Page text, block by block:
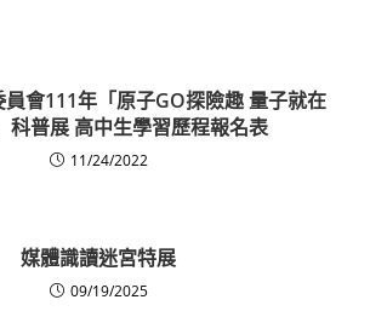
會111年「原子GO探險趣 量子就在
科普展 高中生學習歷程報名表
11/24/2022
媒體識讀迷宮特展
09/19/2025